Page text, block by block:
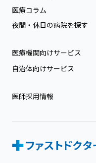
医療コラム
夜間・休日の病院を探す
医療機関向けサービス
自治体向けサービス
医師採用情報